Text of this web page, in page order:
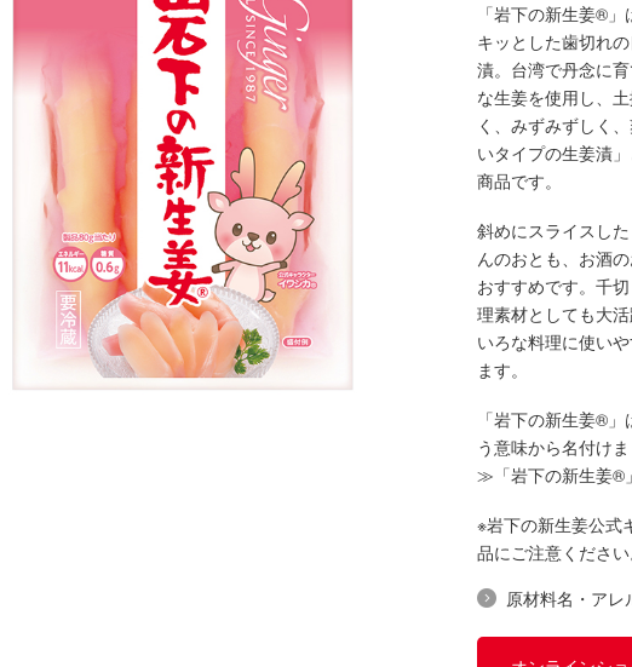
本社所在地
掲載
生姜について 岩下のらっきょうについて
生姜万年筆インク 書く描くコンテ
岩下の新生姜Sing＆Playコンテスト 第5章
～ニュージンジャーイースターパレード～
「岩下の新生姜®
キッとした歯切れ
漬。台湾で丹念に
な生姜を使用し、
く、みずみずしく
いタイプの生姜漬
商品です。
斜めにスライスし
んのおとも、お酒
おすすめです。千
理素材としても大
いろな料理に使い
ます。
「岩下の新生姜®
う意味から名付けま
≫「岩下の新生姜®
※岩下の新生姜公式
品にご注意ください
原材料名・ア